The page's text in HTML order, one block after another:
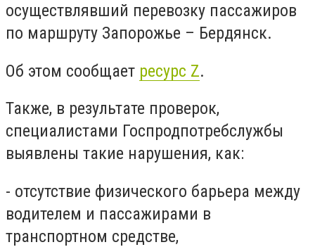
осуществлявший перевозку пассажиров
по маршруту Запорожье – Бердянск.
Об этом сообщает ресурс Z.
Также, в результате проверок,
специалистами Госпродпотребслужбы
выявлены такие нарушения, как:
- отсутствие физического барьера между
водителем и пассажирами в
транспортном средстве,